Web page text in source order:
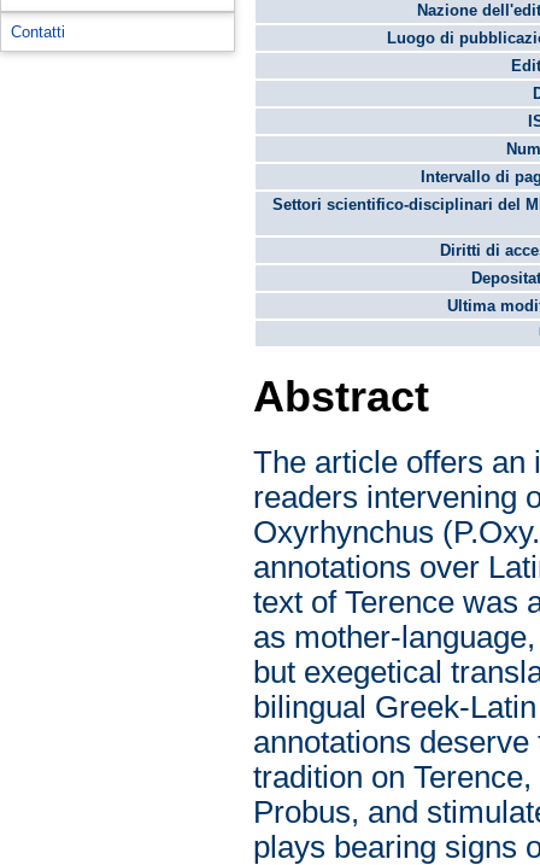
Contatti
Nazione
Luogo di
Intervallo di
Settori scientifico-disciplinari del
Diritti di
Ultima
Abstract
The article offers an
readers intervening
Oxyrhynchus
annotations over
text of Terence was
as mother-
but exegetical
bilingual Greek-
annotations
tradition on
Probus, and
plays bearing signs